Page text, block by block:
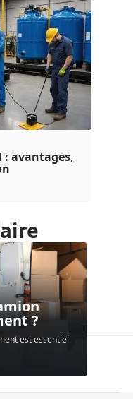
: avantages,
?
est essentiel